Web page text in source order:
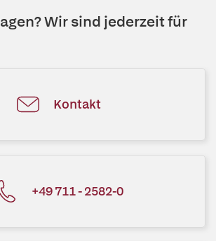
Wir sind jederzeit für
Kontakt
+49 711 - 2582-0